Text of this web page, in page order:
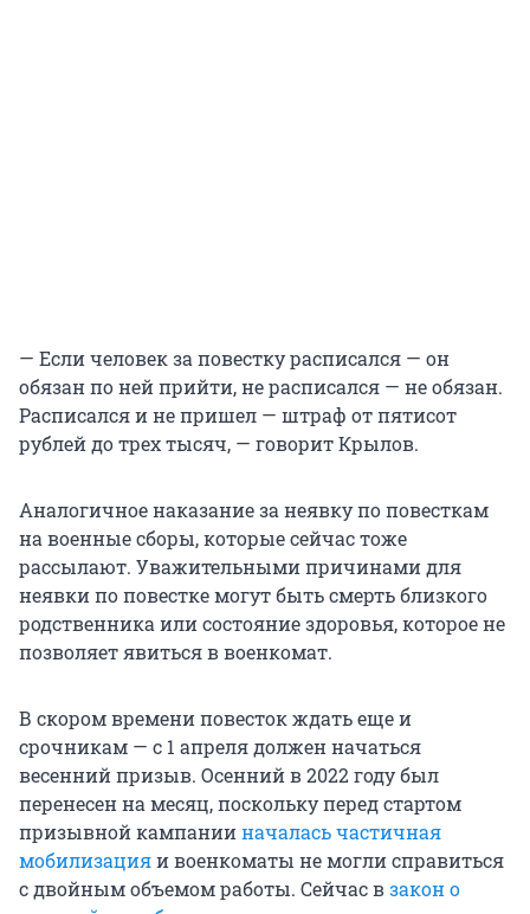
— Если человек за повестку расписался — он
обязан по ней прийти, не расписался — не обязан.
Расписался и не пришел — штраф от пятисот
рублей до трех тысяч, — говорит Крылов.
Аналогичное наказание за неявку по повесткам
на военные сборы, которые сейчас тоже
рассылают. Уважительными причинами для
неявки по повестке могут быть смерть близкого
родственника или состояние здоровья, которое не
позволяет явиться в военкомат.
В скором времени повесток ждать еще и
срочникам — с 1 апреля должен начаться
весенний призыв. Осенний в 2022 году был
перенесен на месяц, поскольку перед стартом
призывной кампанииначалась частичная
мобилизацияи военкоматы не могли справиться
с двойным объемом работы. Сейчас взакон о